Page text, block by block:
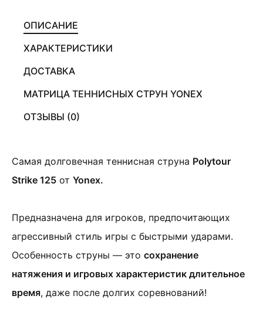
ОПИСАНИЕ
ХАРАКТЕРИСТИКИ
ДОСТАВКА
МАТРИЦА ТЕННИСНЫХ СТРУН YONEX
ОТЗЫВЫ (0)
Самая долговечная теннисная струна Polytour
Strike 125 от Yonex.
Предназначена для игроков, предпочитающих
агрессивный стиль игры с быстрыми ударами.
Особенность струны — это сохранение
натяжения и игровых характеристик длительное
время, даже после долгих соревнований!